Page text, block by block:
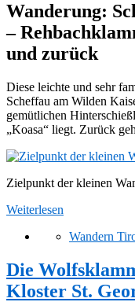
Wanderung:
–
und zurück
Diese leichte und sehr
Scheffau am Wilden
gemütlichen
„Koasa“ liegt. Zurück
Zielpunkt der kleinen
Weiterlesen
Wandern
Die
Kloster St.